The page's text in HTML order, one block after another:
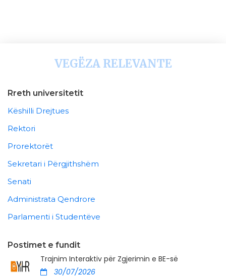
VEGËZA RELEVANTE
Rreth universitetit
Këshilli Drejtues
Rektori
Prorektorët
Sekretari i Përgjithshëm
Senati
Administrata Qendrore
Parlamenti i Studentëve
Postimet e fundit
Trajnim Interaktiv për Zgjerimin e BE-së
30/07/2026